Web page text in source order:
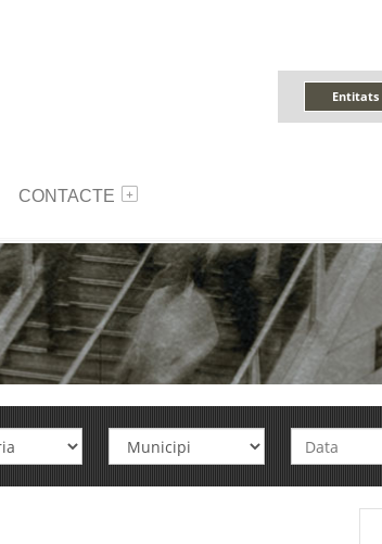
Entitats
CONTACTE